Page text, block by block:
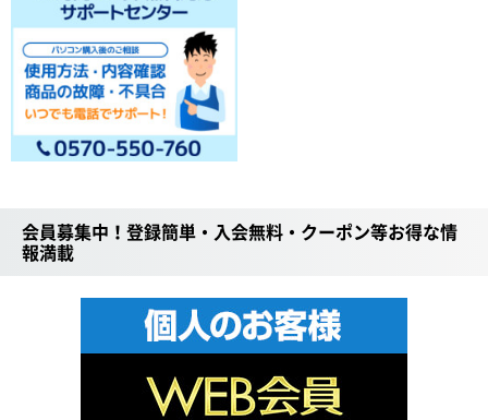
会員募集中！登録簡単・入会無料・クーポン等お得な情
報満載